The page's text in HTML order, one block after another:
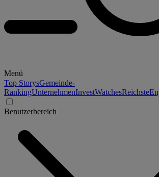
Menü
Top StorysGemeinde-
RankingUnternehmenInvestWatchesReichste
Benutzerbereich